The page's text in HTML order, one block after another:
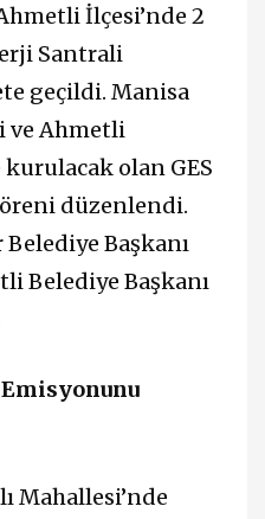
İlçesi’nde 2
Santrali
geçildi. Manisa
ve Ahmetli
olan GES
düzenlendi.
Başkanı
Belediye Başkanı
Emisyonunu
Mahallesi’nde